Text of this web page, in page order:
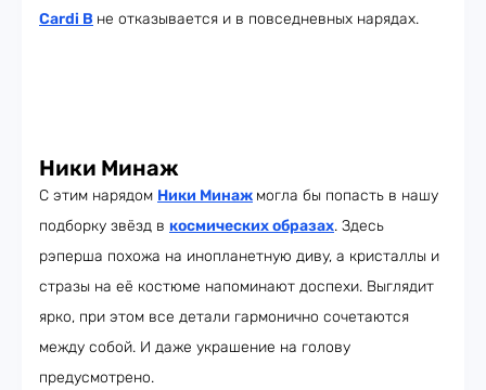
Cardi B не отказывается и в повседневных нарядах.
Ники Минаж
С этим нарядом Ники Минаж могла бы попасть в нашу
подборку звёзд в космических образах. Здесь
рэперша похожа на инопланетную диву, а кристаллы и
стразы на её костюме напоминают доспехи. Выглядит
ярко, при этом все детали гармонично сочетаются
между собой. И даже украшение на голову
предусмотрено.